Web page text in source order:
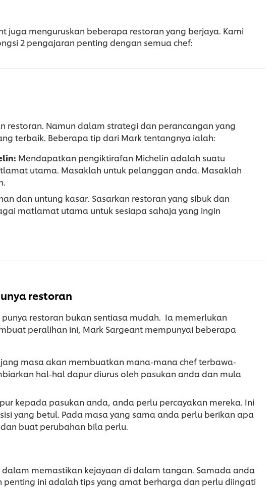
juga menguruskan beberapa restoran yang berjaya. Kami
2 pengajaran penting dengan semua chef:
restoran. Namun dalam strategi dan perancangan yang
terbaik. Beberapa tip dari Mark tentangnya ialah:
Mendapatkan pengiktirafan Michelin adalah suatu
utama. Masaklah untuk pelanggan anda. Masaklah
dan untung kasar. Sasarkan restoran yang sibuk dan
matlamat utama untuk sesiapa sahaja yang ingin
restoran
restoran bukan sentiasa mudah. Ia memerlukan
peralihan ini, Mark Sargeant mempunyai beberapa
masa akan membuatkan mana-mana chef terbawa-
hal-hal dapur diurus oleh pasukan anda dan mula
kepada pasukan anda, anda perlu percayakan mereka. Ini
yang betul. Pada masa yang sama anda perlu berikan apa
buat perubahan bila perlu.
memastikan kejayaan di dalam tangan. Samada anda
ini adalah tips yang amat berharga dan perlu diingati